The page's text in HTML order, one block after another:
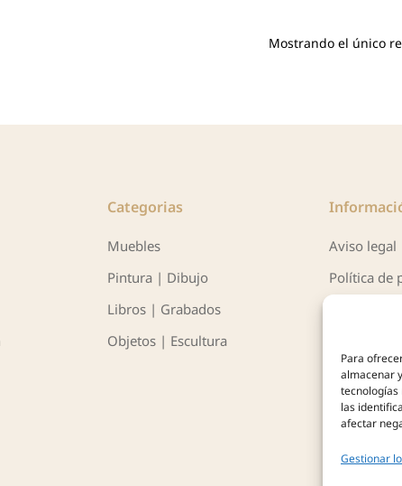
Para
almacenar
tecnologías
las
afectar
Gestionar
Mostrando el único
Categorias
Muebles
Pintura | Dibujo
Libros | Grabados
Objetos | Escultura
Aviso legal
Política de